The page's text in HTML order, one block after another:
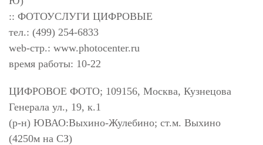
:: ФОТОУСЛУГИ ЦИФРОВЫЕ
тел.: (499) 254-6833
web-стр.: www.photocenter.ru
время работы: 10-22
ЦИФРОВОЕ ФОТО; 109156, Москва, Кузнецова
Генерала ул., 19, к.1
(р-н) ЮВАО:Выхино-Жулебино; ст.м. Выхино
(4250м на СЗ)